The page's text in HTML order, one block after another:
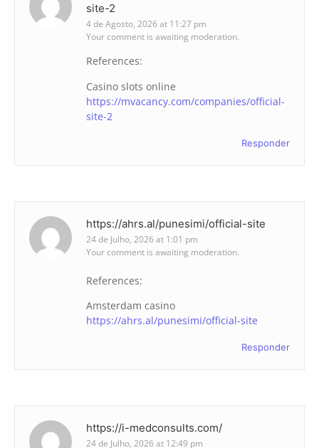
site-2
4 de Agosto, 2026 at 11:27 pm
Your comment is awaiting moderation.
References:
Casino slots online
https://mvacancy.com/companies/official-
site-2
Responder
https://ahrs.al/punesimi/official-site
24 de Julho, 2026 at 1:01 pm
Your comment is awaiting moderation.
References:
Amsterdam casino
https://ahrs.al/punesimi/official-site
Responder
https://i-medconsults.com/
24 de Julho, 2026 at 12:49 pm